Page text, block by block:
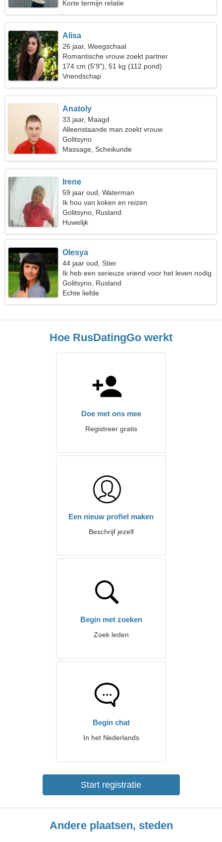
Korte termijn relatie
Alisa
26 jaar, Weegschaal
Romantische vrouw zoekt partner
174 cm (5'9"), 51 kg (112 pond)
Vriendschap
Anatoly
33 jaar, Maagd
Alleenstaande man zoekt vrouw
Golitsyno
Massage, Scheikunde
Irene
59 jaar oud, Waterman
Ik hou van koken en reizen
Golitsyno, Rusland
Huwelijk
Olesya
44 jaar oud, Stier
Ik heb een serieuze vriend voor het leven nodig
Golitsyno, Rusland
Echte liefde
Hoe RusDatingGo werkt
Doe met ons mee
Registreer gratis
Een nieuw profiel maken
Beschrijf jezelf
Begin met zoeken
Zoek leden
Begin chat
In het Nederlands
Start registratie
Andere plaatsen, steden